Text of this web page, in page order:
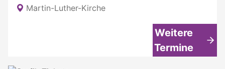
Martin-Luther-Kirche
Weitere
Termine